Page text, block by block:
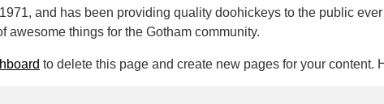
and has been providing quality doohickeys to the public
things for the Gotham community.
to delete this page and create new pages for your content.